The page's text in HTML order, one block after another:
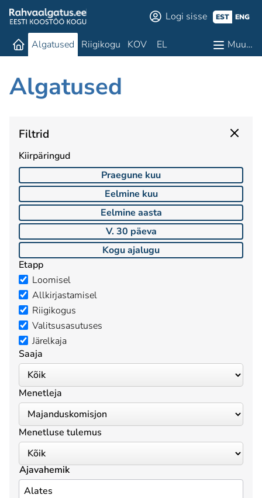
Logi sisse EST ENG
Algatused Riigikogu KOV EL Muu…
Algatused
Filtrid
Kiirpäringud
Praegune kuu
Eelmine kuu
Eelmine aasta
V. 30 päeva
Kogu ajalugu
Etapp
Loomisel
Allkirjastamisel
Riigikogus
Valitsusasutuses
Järelkaja
Saaja
Menetleja
Menetluse tulemus
Ajavahemik
Alates